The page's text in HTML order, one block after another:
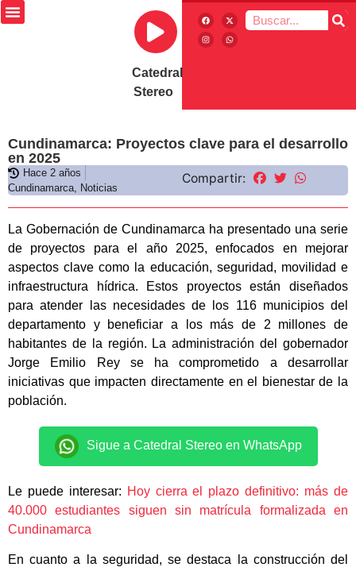
Catedral
Stereo
Cundinamarca: Proyectos clave para el desarrollo
en 2025
Hace 2 años
Cundinamarca, Noticias
Compartir:
La Gobernación de Cundinamarca ha presentado una serie
de proyectos para el año 2025, enfocados en mejorar
aspectos clave como la educación, seguridad, movilidad e
infraestructura hídrica. Estos proyectos están diseñados
para atender las necesidades de los 116 municipios del
departamento y beneficiar a los más de 2 millones de
habitantes de la región. La administración del gobernador
Jorge Emilio Rey se ha comprometido a desarrollar
iniciativas que impacten directamente en el bienestar de la
población.
Sigue a Catedral Stereo en WhatsApp
Le puede interesar: Hoy cierra el plazo definitivo: más de
40.000 estudiantes siguen sin matrícula formalizada en
Cundinamarca
En cuanto a la seguridad, se destaca la construcción del